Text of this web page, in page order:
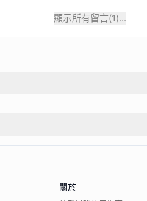
顯示所有留言(1)...
關於